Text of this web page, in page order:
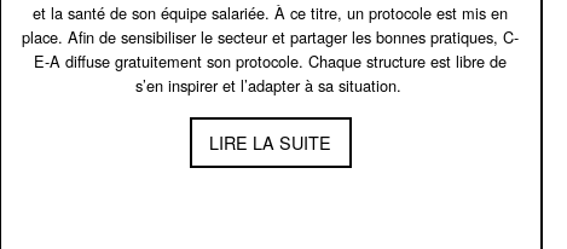
et la santé de son équipe salariée. À ce titre, un protocole est mis en
place. Afin de sensibiliser le secteur et partager les bonnes pratiques, C-
E-A diffuse gratuitement son protocole. Chaque structure est libre de
s’en inspirer et l’adapter à sa situation.
LIRE LA SUITE